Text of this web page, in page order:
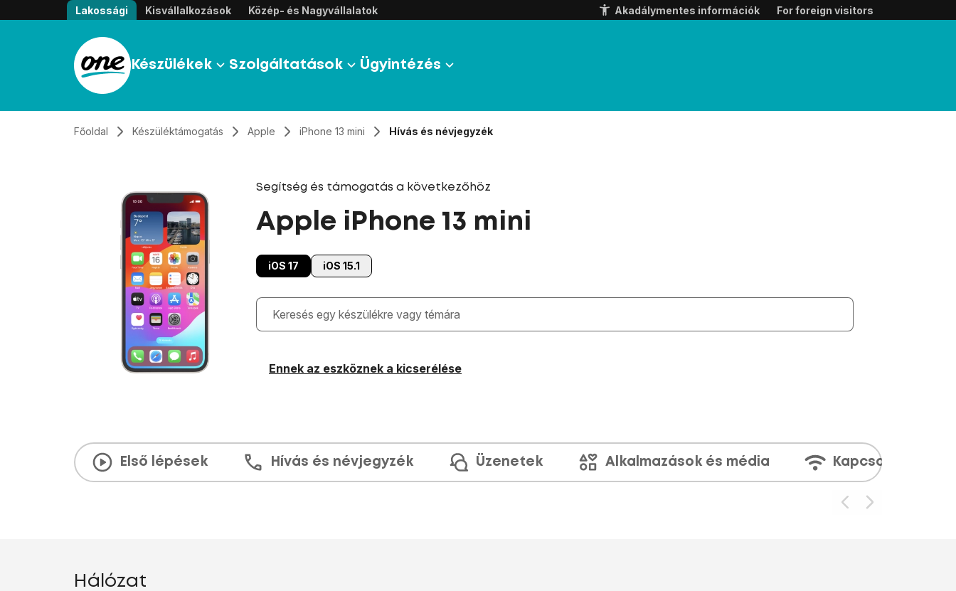
Átugrás, tovább a tartalomhoz
Lakossági Kisvállalkozások Közép- és Nagyvállalatok Akadálymentes információk For foreign visitors
Készülékek Szolgáltatások Ügyintézés
Főoldal Készüléktámogatás Apple iPhone 13 mini Hívás és névjegyzék
Segítség és támogatás a következőhöz
Apple iPhone 13 mini
iOS 17 iOS 15.1
Gépelés közben megjelennek a keresési javaslatok a mező alatt
Ennek az eszköznek a kicserélése
Első lépések Hívás és névjegyzék Üzenetek Alkalmazások és média Kapcsolatok
Hálózat